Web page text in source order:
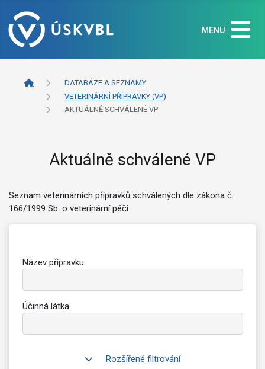
MENU
DATABÁZE A SEZNAMY
VETERINÁRNÍ PŘÍPRAVKY (VP)
AKTUÁLNĚ SCHVÁLENÉ VP
Aktuálně schválené VP
Seznam veterinárních přípravků schválených dle zákona č.
166/1999 Sb. o veterinární péči.
Název přípravku
Účinná látka
Rozšířené filtrování